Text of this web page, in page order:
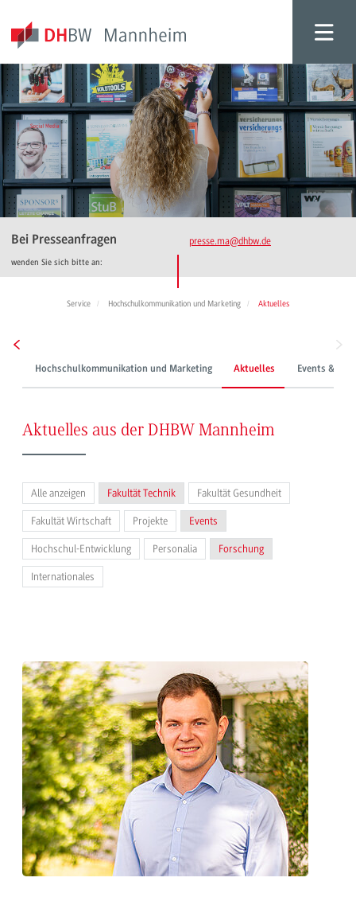
Bei Presseanfragen
wenden Sie sich bitte an:
presse.ma@dhbw.de
Service Hochschulkommunikation und Marketing Aktuelles
Hochschulkommunikation und Marketing Aktuelles Events &
Aktuelles aus der DHBW Mannheim
Alle anzeigen Fakultät Technik Fakultät Gesundheit
Fakultät Wirtschaft Projekte Events
Hochschul-Entwicklung Personalia Forschung
Internationales